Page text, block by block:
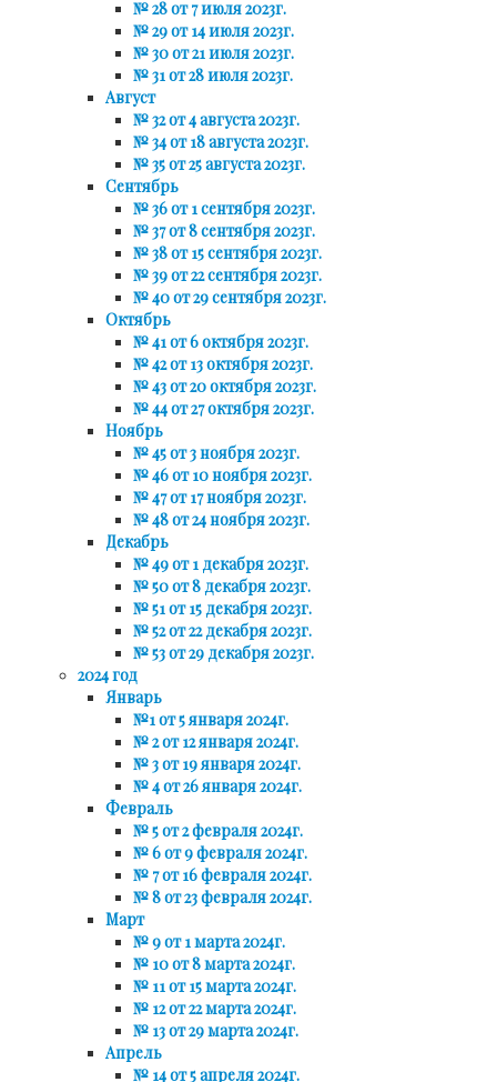
№ 28 от 7 июля 2023г.
№ 29 от 14 июля 2023г.
№ 30 от 21 июля 2023г.
№ 31 от 28 июля 2023г.
Август
№ 32 от 4 августа 2023г.
№ 34 от 18 августа 2023г.
№ 35 от 25 августа 2023г.
Сентябрь
№ 36 от 1 сентября 2023г.
№ 37 от 8 сентября 2023г.
№ 38 от 15 сентября 2023г.
№ 39 от 22 сентября 2023г.
№ 40 от 29 сентября 2023г.
Октябрь
№ 41 от 6 октября 2023г.
№ 42 от 13 октября 2023г.
№ 43 от 20 октября 2023г.
№ 44 от 27 октября 2023г.
Ноябрь
№ 45 от 3 ноября 2023г.
№ 46 от 10 ноября 2023г.
№ 47 от 17 ноября 2023г.
№ 48 от 24 ноября 2023г.
Декабрь
№ 49 от 1 декабря 2023г.
№ 50 от 8 декабря 2023г.
№ 51 от 15 декабря 2023г.
№ 52 от 22 декабря 2023г.
№ 53 от 29 декабря 2023г.
2024 год
Январь
№1 от 5 января 2024г.
№ 2 от 12 января 2024г.
№ 3 от 19 января 2024г.
№ 4 от 26 января 2024г.
Февраль
№ 5 от 2 февраля 2024г.
№ 6 от 9 февраля 2024г.
№ 7 от 16 февраля 2024г.
№ 8 от 23 февраля 2024г.
Март
№ 9 от 1 марта 2024г.
№ 10 от 8 марта 2024г.
№ 11 от 15 марта 2024г.
№ 12 от 22 марта 2024г.
№ 13 от 29 марта 2024г.
Апрель
№ 14 от 5 апреля 2024г.